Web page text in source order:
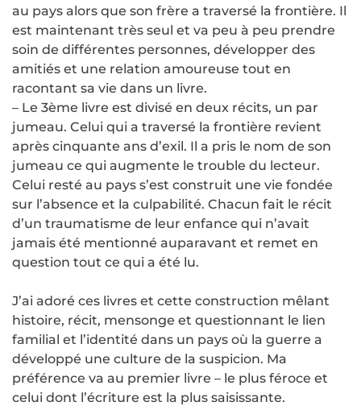
au pays alors que son frère a traversé la frontière. Il
est maintenant très seul et va peu à peu prendre
soin de différentes personnes, développer des
amitiés et une relation amoureuse tout en
racontant sa vie dans un livre.
– Le 3ème livre est divisé en deux récits, un par
jumeau. Celui qui a traversé la frontière revient
après cinquante ans d’exil. Il a pris le nom de son
jumeau ce qui augmente le trouble du lecteur.
Celui resté au pays s’est construit une vie fondée
sur l’absence et la culpabilité. Chacun fait le récit
d’un traumatisme de leur enfance qui n’avait
jamais été mentionné auparavant et remet en
question tout ce qui a été lu.
J’ai adoré ces livres et cette construction mêlant
histoire, récit, mensonge et questionnant le lien
familial et l’identité dans un pays où la guerre a
développé une culture de la suspicion. Ma
préférence va au premier livre – le plus féroce et
celui dont l’écriture est la plus saisissante.